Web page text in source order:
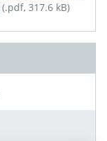
(.pdf, 317.6 kB)